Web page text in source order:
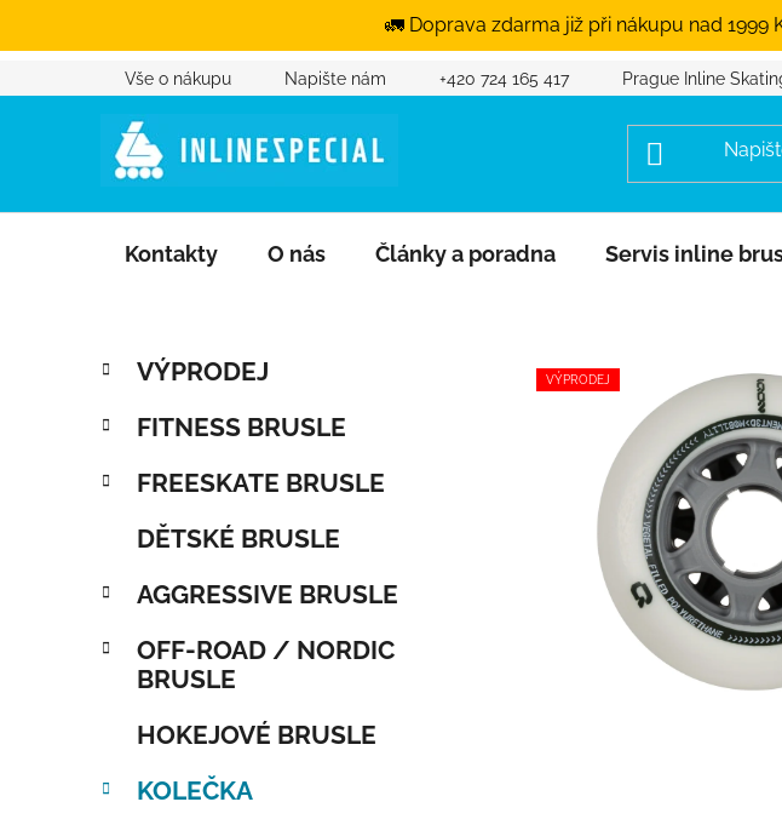
🚛 Doprava zdarma již při nákupu nad 1999
Přejít na obsah
Vše o nákupu Napište nám +420 724 165 417 Prague Inline
Kontakty O nás Články a poradna Servis inline
Postranní panel
Přeskočit kategorie
Kategorie
VÝPRODEJ
FITNESS BRUSLE
FREESKATE BRUSLE
DĚTSKÉ BRUSLE
AGGRESSIVE BRUSLE
OFF-ROAD / NORDIC
BRUSLE
HOKEJOVÉ BRUSLE
KOLEČKA
VÝPRODEJ